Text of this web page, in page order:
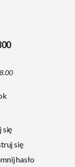
się
się
hasło